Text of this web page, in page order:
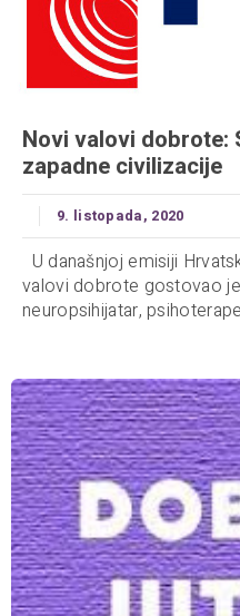
Novi valovi dobrote:
zapadne civilizacije
9. listopada, 2020
U današnjoj emisiji
valovi dobrote gostovao
neuropsihijatar,